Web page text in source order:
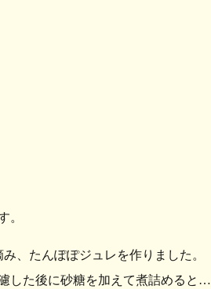
。
、たんぽぽジュレを作りました。
した後に砂糖を加えて煮詰めると…